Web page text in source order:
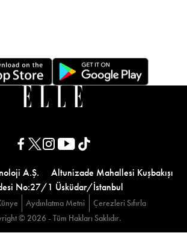
A.Ş. Altunizade Mahallesi Kuşbakışı
No:27/1 Üsküdar/İstanbul
Aydınlatma Metni
Çerezleri Sıfırla
© 2026 - Tüm Hakları Saklıdır.